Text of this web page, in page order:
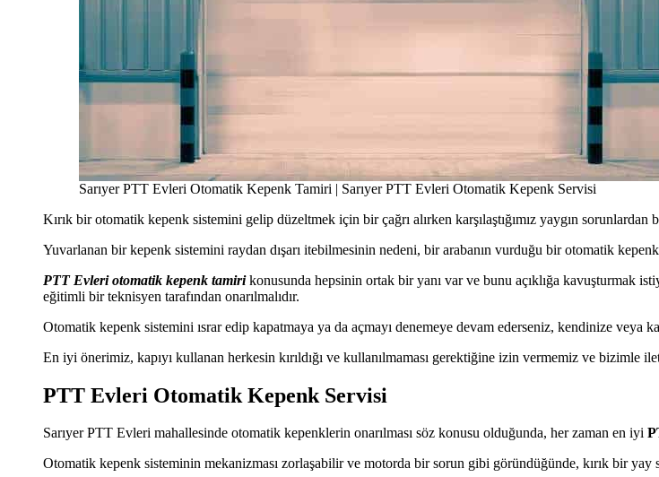
Sarıyer PTT Evleri Otomatik Kepenk Tamiri | Sarıyer PTT Evleri Otomatik Kepenk Servisi
Kırık bir otomatik kepenk sistemini gelip düzeltmek için bir çağrı alırken karşılaştığımız yaygın sorunlardan
Yuvarlanan bir kepenk sistemini raydan dışarı itebilmesinin nedeni, bir arabanın vurduğu bir otomatik
PTT Evleri otomatik kepenk tamirikonusunda hepsinin ortak bir yanı var ve bunu açıklığa kavuşturmak
eğitimli bir teknisyen tarafından onarılmalıdır.
Otomatik kepenk sistemini ısrar edip kapatmaya ya da açmayı denemeye devam ederseniz, kendinize veya
En iyi önerimiz, kapıyı kullanan herkesin kırıldığı ve kullanılmaması gerektiğine izin vermemiz ve bizimle
PTT Evleri Otomatik Kepenk Servisi
Sarıyer PTT Evleri mahallesinde otomatik kepenklerin onarılması söz konusu olduğunda, her zaman en iyi
Otomatik kepenk sisteminin mekanizması zorlaşabilir ve motorda bir sorun gibi göründüğünde, kırık bir yay